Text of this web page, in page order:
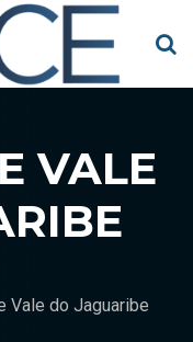
VALE
Vale do Jaguaribe